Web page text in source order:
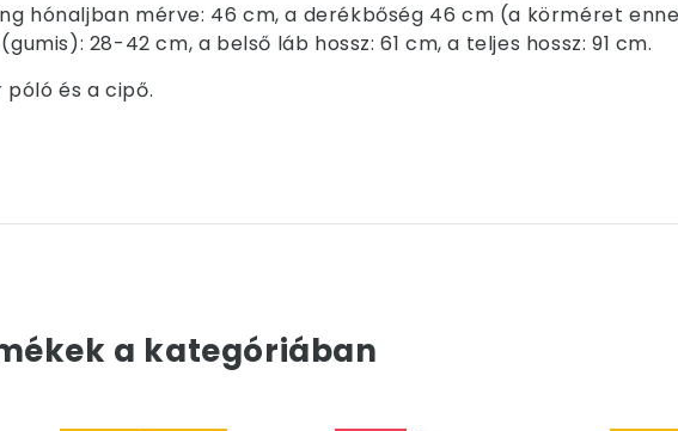
hónaljban mérve: 46 cm, a derékbőség 46 cm (a körméret
28-42 cm, a belső láb hossz: 61 cm, a teljes hossz: 91 cm.
póló és a cipő.
a kategóriában